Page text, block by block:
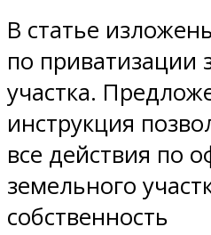
В статье
по приватизации
участка.
инструкция
все действия по
земельного
собственность